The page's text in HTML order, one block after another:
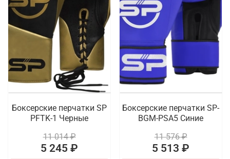
Боксерские перчатки SP
PFTK-1 Черные
11 014 ₽
5 245 ₽
Боксерские перчатки SP-
BGM-PSA5 Синие
11 576 ₽
5 513 ₽